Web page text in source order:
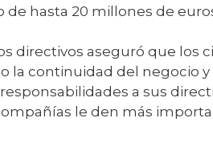
hasta 20 millones de
directivos aseguró que los
la continuidad del negocio
a sus
le den más